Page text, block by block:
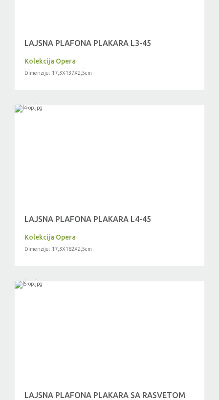
LAJSNA PLAFONA PLAKARA L3-45
Kolekcija Opera
Dimenzije: 17,3X137X2,5cm
LAJSNA PLAFONA PLAKARA L4-45
Kolekcija Opera
Dimenzije: 17,3X182X2,5cm
LAJSNA PLAFONA PLAKARA SA RASVETOM